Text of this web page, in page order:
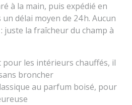
à la main, puis expédié en
délai moyen de 24 h. Aucun
la fraîcheur du champ à
pour les intérieurs chauffés, il
broncher
au parfum boisé, pour